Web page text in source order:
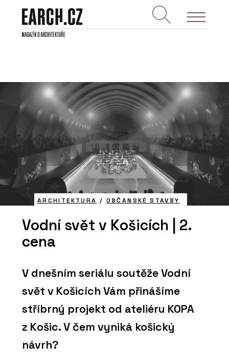
ARCHITEKTURA / OBČANSKÉ STAVBY
Vodní svět v Košicích | 2.
cena
V dnešním seriálu soutěže Vodní
svět v Košicích Vám přinášíme
stříbrný projekt od ateliéru KOPA
z Košic. V čem vyniká košický
návrh?